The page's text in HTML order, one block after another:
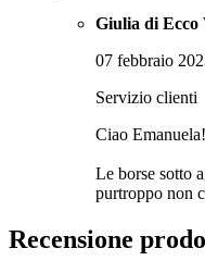
Giulia di Ecco
07 febbraio
Servizio clienti
Ciao Emanuela!
Le borse sotto
purtroppo non
Recensione